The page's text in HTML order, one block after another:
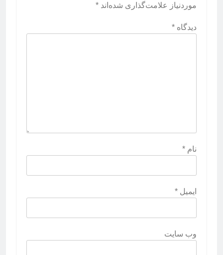
موردنیاز علامت‌گذاری شده‌اند *
دیدگاه *
نام *
ایمیل *
وب‌ سایت